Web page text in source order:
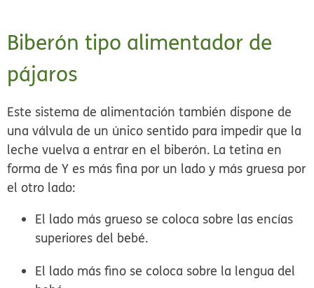
Biberón tipo alimentador de
pájaros
Este sistema de alimentación también dispone de
una válvula de un único sentido para impedir que la
leche vuelva a entrar en el biberón. La tetina en
forma de Y es más fina por un lado y más gruesa por
el otro lado:
El lado más grueso se coloca sobre las encías
superiores del bebé.
El lado más fino se coloca sobre la lengua del